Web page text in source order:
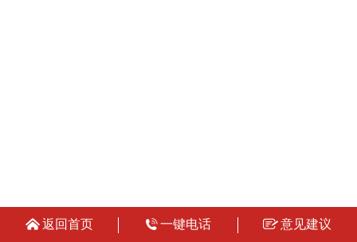
返回首页 一键电话 意见建议